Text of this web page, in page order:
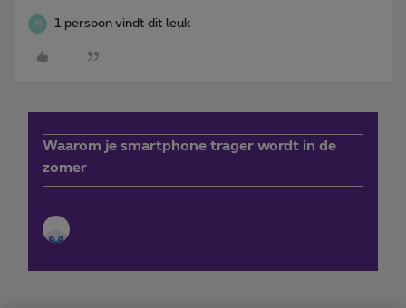
W 1 persoon vindt dit leuk
Waarom je smartphone trager wordt in de
zomer